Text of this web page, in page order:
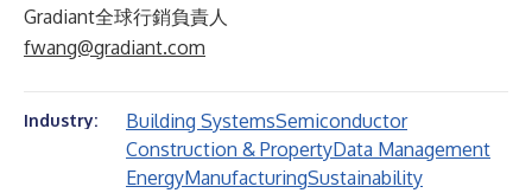
Gradiant全球行銷負責人
fwang@gradiant.com
Industry: Building SystemsSemiconductor
Construction & PropertyData Management
EnergyManufacturingSustainability